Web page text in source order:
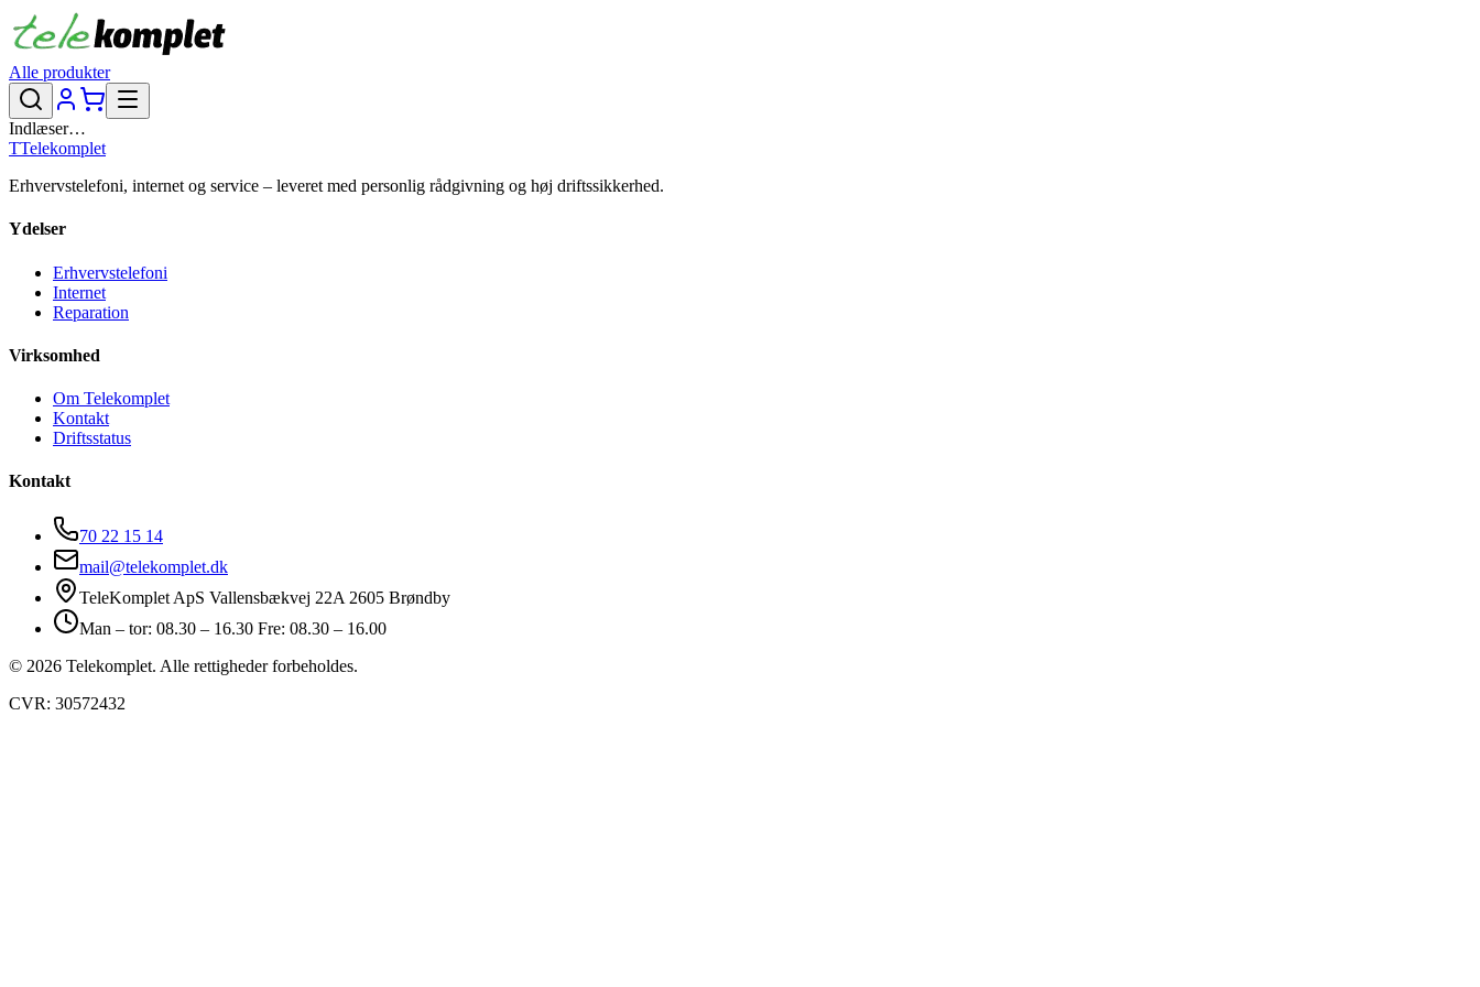
Alle produkter
Indlæser…
TTelekomplet
Erhvervstelefoni, internet og service – leveret med personlig rådgivning og høj driftssikkerhed.
Ydelser
Erhvervstelefoni
Internet
Reparation
Virksomhed
Om Telekomplet
Kontakt
Driftsstatus
Kontakt
70 22 15 14
mail@telekomplet.dk
TeleKomplet ApS Vallensbækvej 22A 2605 Brøndby
Man – tor: 08.30 – 16.30 Fre: 08.30 – 16.00
© 2026 Telekomplet. Alle rettigheder forbeholdes.
CVR: 30572432